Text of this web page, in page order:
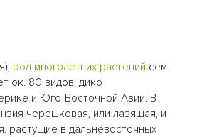
род многолетних растений сем.
ок. 80 видов, дико
и Юго-Восточной Азии. В
черешковая, или лазящая, и
растущие в дальневосточных